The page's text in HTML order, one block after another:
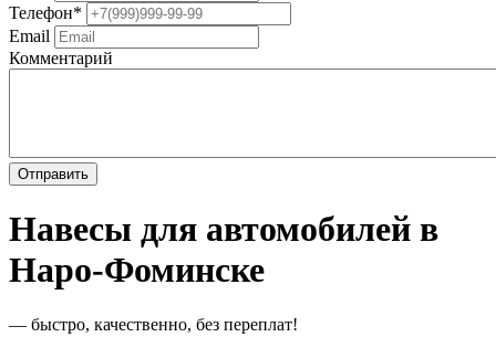
Телефон*
Email
Комментарий
Навесы для автомобилей в
Наро-Фоминске
— быстро, качественно, без переплат!